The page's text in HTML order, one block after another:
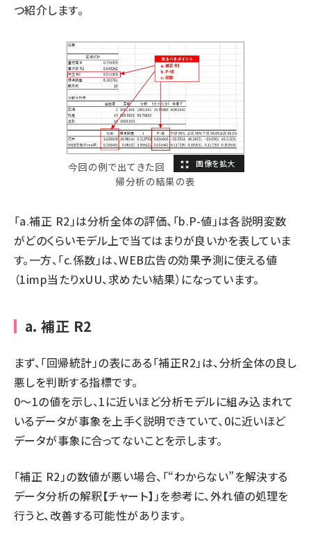
つ紹介します。
今回の例で出てきた回
帰分析の結果の表
「a.補正 R2」は分析全体の評価、「b.P-値」は各説明変数
がどのくらいモデル上で当てはまりが良いかを表していま
す。一方、「c.係数」は、WEB広告の効果予測に使える値
（1imp当たりxUU、求めたい結果）になっています。
a. 補正 R2
まず、「回帰統計」の表にある「補正R2」は、分析全体の良し
悪しを判断する指標です。
0〜1の値を示し、1に近いほど分析モデルに組み込まれて
いるデータが事象を上手く説明できていて、0に近いほど
データが事象に合ってないことを示します。
「補正 R2」の数値が悪い場合、「“わからない”を解決する
データ分析の解釈【チャート】」を参考に、外れ値の処理を
行うと、改善する可能性があります。